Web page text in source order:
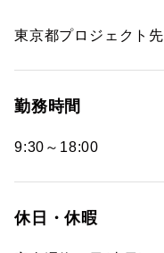
東京都プロジェクト先
勤務時間
9:30～18:00
休日・休暇